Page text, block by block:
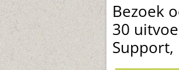
Bezoek
30
Support,